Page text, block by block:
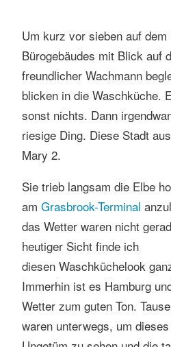
Um kurz vor sieben auf dem
Bürogebäudes mit Blick auf
freundlicher Wachmann
blicken in die Waschküche.
sonst nichts. Dann
riesige Ding. Diese Stadt
Mary 2.
Sie trieb langsam die Elbe
am Grasbrook-Terminal
das Wetter waren nicht
heutiger Sicht finde ich
diesen Waschküchelook
Immerhin ist es Hamburg
Wetter zum guten Ton.
waren unterwegs, um